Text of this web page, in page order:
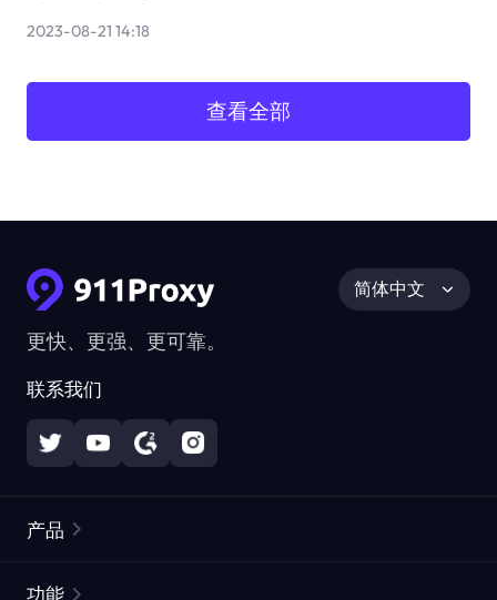
2023-08-21 14:18
查看全部
更快、更强、更可靠。
联系我们
简体中文
产品
功能